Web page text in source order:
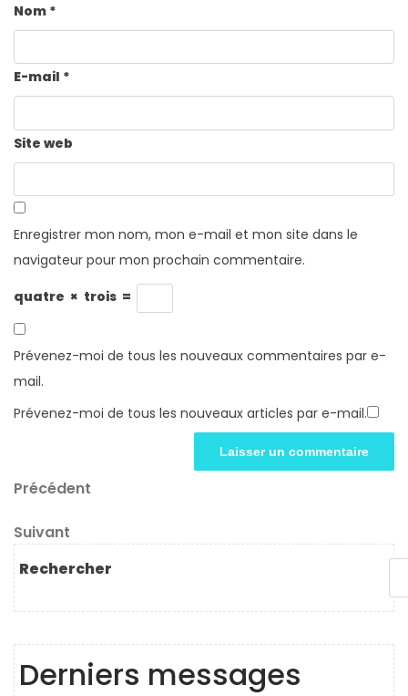
Nom *
E-mail *
Site web
Enregistrer mon nom, mon e-mail et mon site dans le
navigateur pour mon prochain commentaire.
quatre × trois =
Prévenez-moi de tous les nouveaux commentaires par e-
mail.
Prévenez-moi de tous les nouveaux articles par e-mail.
Navigation
de
l’article
Article
Précédent
Article
suivant
Suivant
Rechercher
Derniers messages